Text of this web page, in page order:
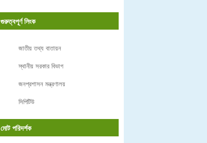
গুরুত্বপূর্ণ লিংক
জাতীয় তথ্য বাতায়ন
স্থানীয় সরকার বিভাগ
জনপ্রশাসন মন্ত্রণালয়
সিপিটিউ
মোট পরিদর্শক